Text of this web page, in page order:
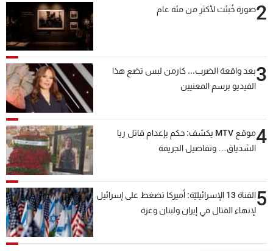
2صورة خُبئت لأكثر من مئة عام
3بعد واقعة الضرب... كارمن لبس تضع هذا
الفيديو برسم المعنيين
4
موقع MTV يكشف: حكم بإعدام قاتل ريا
الشدياق… وتفاصيل الجريمة
5
القناة 13 الإسرائيليّة: أميركا تضغط على إسرائيل
لإنهاء القتال في إيران ولبنان وغزة